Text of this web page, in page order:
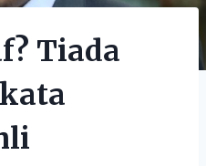
Tiada